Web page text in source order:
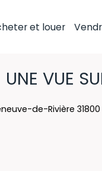
et louer
UNE VUE